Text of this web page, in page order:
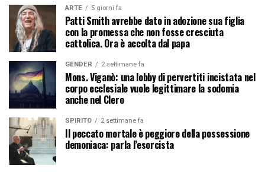
ARTE 5 giorni fa
Patti Smith avrebbe dato in adozione sua figlia
con la promessa che non fosse cresciuta
cattolica. Ora è accolta dal papa
GENDER 2 settimane fa
Mons. Viganò: una lobby di pervertiti incistata nel
corpo ecclesiale vuole legittimare la sodomia
anche nel Clero
SPIRITO 2 settimane fa
Il peccato mortale è peggiore della possessione
demoniaca: parla l’esorcista